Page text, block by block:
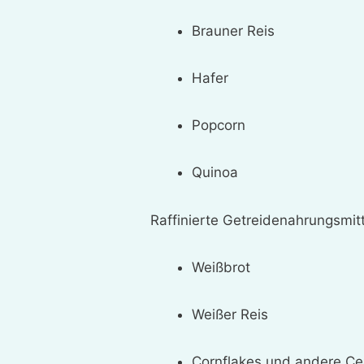
Brauner Reis
Hafer
Popcorn
Quinoa
Raffinierte
Weißbrot
Weißer Reis